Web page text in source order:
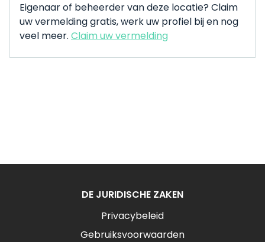
Eigenaar of beheerder van deze locatie? Claim
uw vermelding gratis, werk uw profiel bij en nog
veel meer. Claim uw vermelding
DE JURIDISCHE ZAKEN
Privacybeleid
Gebruiksvoorwaarden